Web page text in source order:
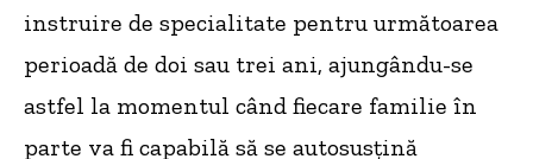
instruire de specialitate pentru următoarea
perioadă de doi sau trei ani, ajungându-se
astfel la momentul când fiecare familie în
parte va fi capabilă să se autosusțină